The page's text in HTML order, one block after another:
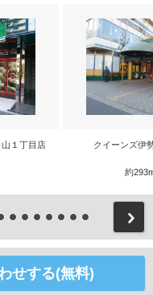
１丁目店 クイーンズ伊
約
せする(無料)